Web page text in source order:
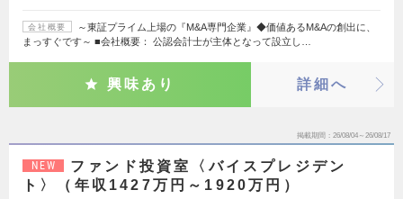
会社概要
～東証プライム上場の『M&A専門企業』◆価値あるM&Aの創出に、
まっすぐです～ ■会社概要： 公認会計士が主体となって設立し…
興味あり 詳細へ
掲載期間 26/08/04～26/08/17
NEW
ファンド投資室〈バイスプレジデン
ト〉（年収1427万円～1920万円）